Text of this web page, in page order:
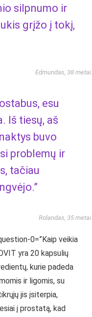
silpnumo ir
grįžo į tokį,
Edmundas, 38 metai.
esu
Iš tiesų, aš
buvo
problemų ir
tačiau
Rolandas, 35 metai.
0=”Kaip veikia
yra 20 kapsulių
kurie padeda
ir ligomis, su
jis įsiterpia,
į prostatą, kad